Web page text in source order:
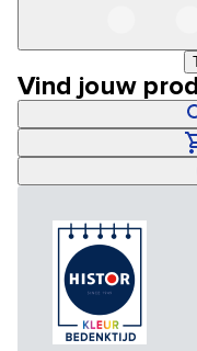
Vind jouw